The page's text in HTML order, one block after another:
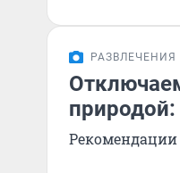
РАЗВЛЕЧЕНИЯ
природой:
Рекомендации